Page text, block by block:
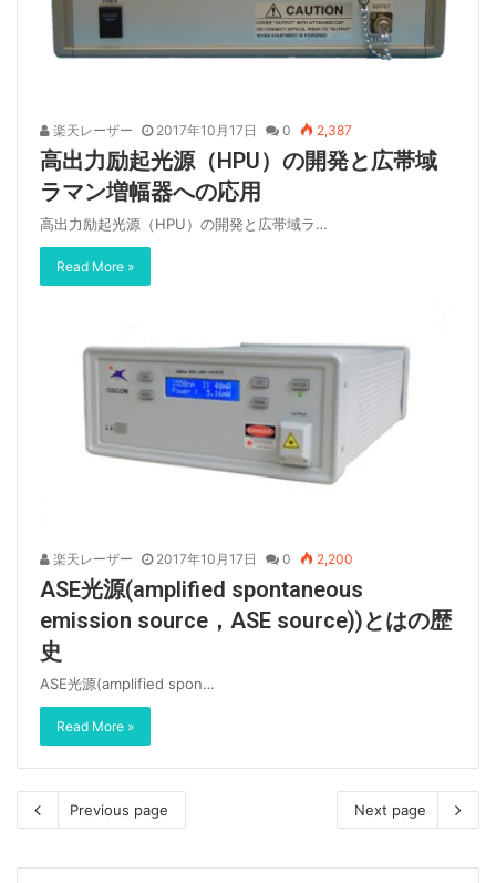
楽天レーザー 2017年10月17日 0 2,387
高出力励起光源（HPU）の開発と広帯域
ラマン増幅器への応用
高出力励起光源（HPU）の開発と広帯域ラ…
Read More »
楽天レーザー 2017年10月17日 0 2,200
ASE光源(amplified spontaneous
emission source，ASE source))とはの歴
史
ASE光源(amplified spon…
Read More »
Previous page Next page